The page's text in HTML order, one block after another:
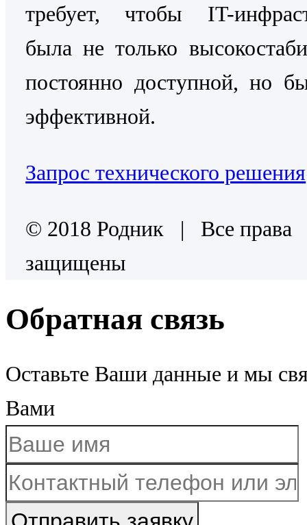
требует, чтобы IT-
была не только
постоянно доступной, но
эффективной.
Запрос технического решения
© 2018 Родник | Все права
защищены
Обратная связь
Оставьте Ваши данные и мы
Вами